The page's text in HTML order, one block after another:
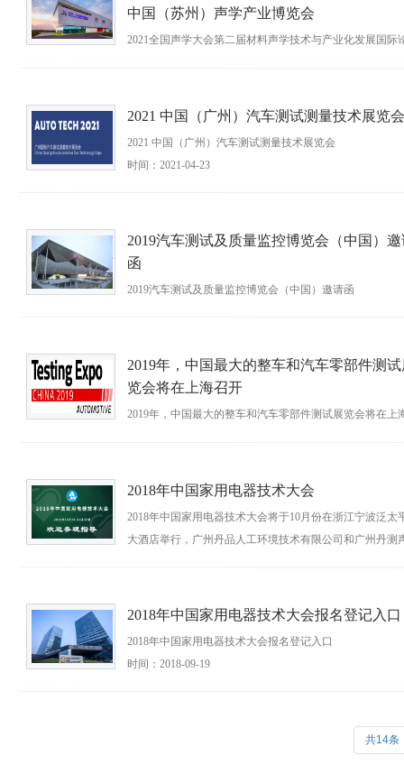
中国（苏州）声学产业博览会
2021全国声学大会第二届材料声学技术与产业化发展国际
2021 中国（广州）汽车测试测量技术展览会
2021 中国（广州）汽车测试测量技术展览会
时间：2021-04-23
2019汽车测试及质量监控博览会（中国）邀
函
2019汽车测试及质量监控博览会（中国）邀请函
2019年，中国最大的整车和汽车零部件测试
览会将在上海召开
2019年，中国最大的整车和汽车零部件测试展览会将在上
2018年中国家用电器技术大会
2018年中国家用电器技术大会将于10月份在浙江宁波泛太
大酒店举行，广州丹品人工环境技术有限公司和广州丹测
2018年中国家用电器技术大会报名登记入口
2018年中国家用电器技术大会报名登记入口
时间：2018-09-19
共14条